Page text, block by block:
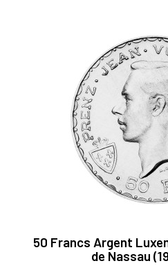
50 Francs Argent
de Nassau